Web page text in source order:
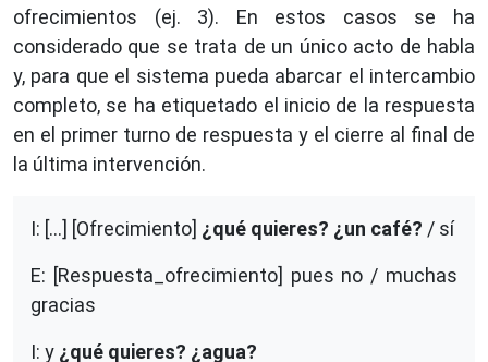
ofrecimientos (ej. 3). En estos casos se ha
considerado que se trata de un único acto de habla
y, para que el sistema pueda abarcar el intercambio
completo, se ha etiquetado el inicio de la respuesta
en el primer turno de respuesta y el cierre al final de
la última intervención.
I: […] [Ofrecimiento] ¿qué quieres? ¿un café? / sí
E: [Respuesta_ofrecimiento] pues no / muchas
gracias
I: y ¿qué quieres? ¿agua?